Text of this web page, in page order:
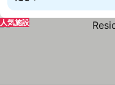
人気施設